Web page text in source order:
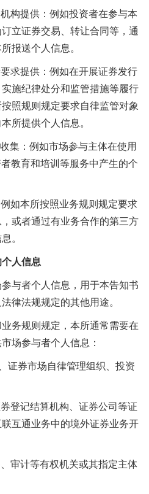
提供：例如投资者在参与本
立证券交易、转让合同等，通
报送个人信息。
提供：例如在开展证券发行
施纪律处分和监管措施等履行
照规则规定要求自律监管对象
所提供个人信息。
：例如市场参与主体在使用
教育和培训等服务中产生的个
本所按照业务规则规定要求
或者通过有业务合作的第三方
。
人信息
者个人信息，用于本告知书
律法规规定的其他用途。
规则规定，本所通常需要在
场参与者个人信息：
券市场自律管理组织、投资
记结算机构、证券公司等证
互通业务中的境外证券业务开
计等有权机关或其指定主体